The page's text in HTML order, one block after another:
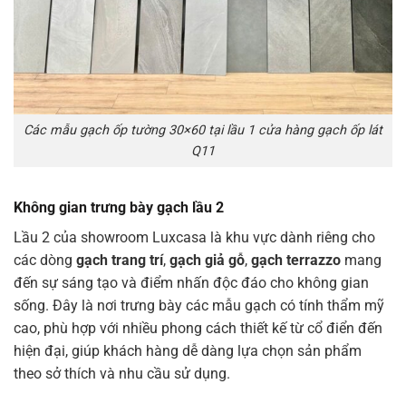
Các mẫu gạch ốp tường 30×60 tại lầu 1 cửa hàng gạch ốp lát
Q11
Không gian trưng bày gạch lầu 2
Lầu 2 của showroom Luxcasa là khu vực dành riêng cho
các dòng gạch trang trí, gạch giả gỗ, gạch terrazzo mang
đến sự sáng tạo và điểm nhấn độc đáo cho không gian
sống. Đây là nơi trưng bày các mẫu gạch có tính thẩm mỹ
cao, phù hợp với nhiều phong cách thiết kế từ cổ điển đến
hiện đại, giúp khách hàng dễ dàng lựa chọn sản phẩm
theo sở thích và nhu cầu sử dụng.